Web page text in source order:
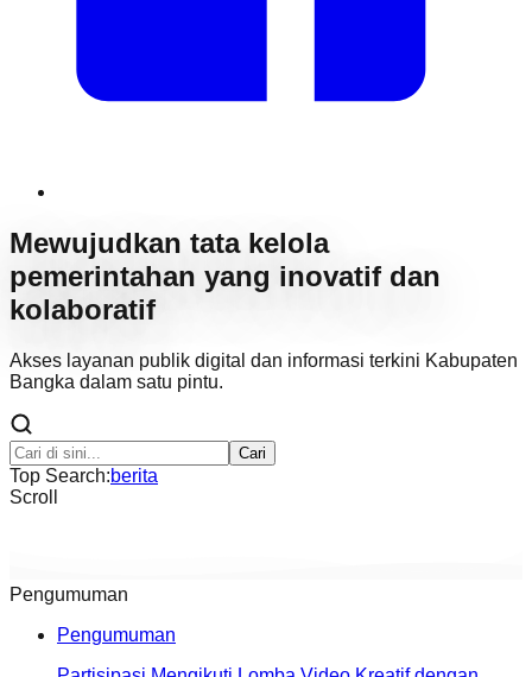
Mewujudkan tata kelola
pemerintahan yang inovatif dan
kolaboratif
Akses layanan publik digital dan informasi terkini Kabupaten
Bangka dalam satu pintu.
Cari
Top Search:berita
Scroll
Pengumuman
Pengumuman